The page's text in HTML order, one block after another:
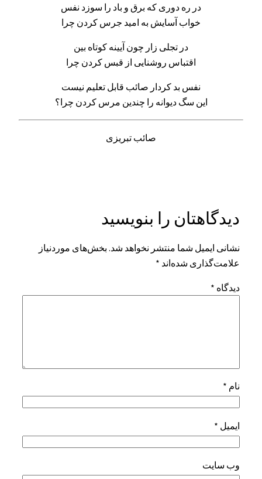
در ره دوری که برق و باد را سوزد نفس
خواب آسایش به امید جرس کردن چرا
در تجلی زار چون آیینه کوتاه بین
اقتباس روشنایی از قبس کردن چرا
نفس بد کردار صائب قابل تعلیم نیست
این سگ دیوانه را چندین مرس کردن چرا؟
صائب تبریزی
دیدگاهتان را بنویسید
نشانی ایمیل شما منتشر نخواهد شد. بخش‌های موردنیاز
علامت‌گذاری شده‌اند *
دیدگاه *
نام *
ایمیل *
وب‌ سایت